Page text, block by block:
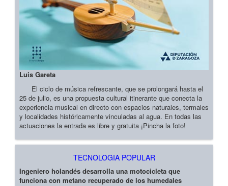
Luis Gareta
El ciclo de música refrescante, que se prolongará hasta el
25 de julio, es una propuesta cultural itinerante que conecta la
experiencia musical en directo con espacios naturales, termales
y localidades históricamente vinculadas al agua. En todas las
actuaciones la entrada es libre y gratuita ¡Pincha la foto!
TECNOLOGIA POPULAR
Ingeniero holandés desarrolla una motocicleta que
funciona con metano recuperado de los humedales